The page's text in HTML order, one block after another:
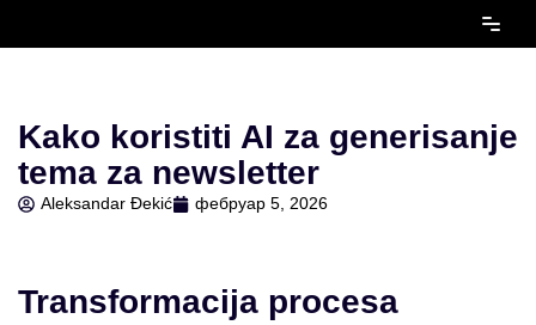
садржај
Kako koristiti AI za generisanje
tema za newsletter
Aleksandar Đekić фебруар 5, 2026
Transformacija procesa